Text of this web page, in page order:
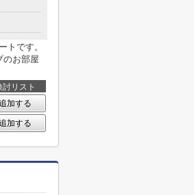
トです。
のお部屋
討リスト
加する
加する